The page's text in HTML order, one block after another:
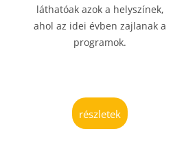
láthatóak azok a helyszínek,
ahol az idei évben zajlanak a
programok.
részletek